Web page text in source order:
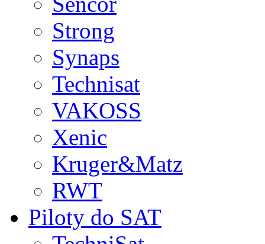
Strong
Synaps
Technisat
VAKOSS
Xenic
Kruger&Matz
RWT
Piloty do SAT